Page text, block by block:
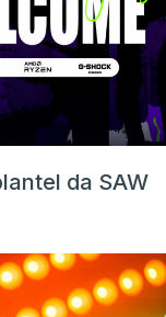
da SAW